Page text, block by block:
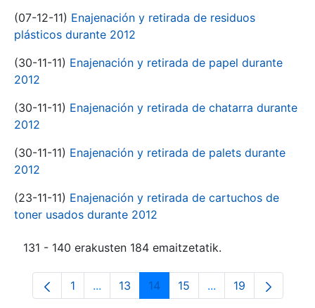
(07-12-11) Enajenación y retirada de residuos
plásticos durante 2012
(30-11-11) Enajenación y retirada de papel durante
2012
(30-11-11) Enajenación y retirada de chatarra durante
2012
(30-11-11) Enajenación y retirada de palets durante
2012
(23-11-11) Enajenación y retirada de cartuchos de
toner usados durante 2012
131 - 140 erakusten 184 emaitzetatik.
Orrialdea
1 ...Intermediate Pages Use TAB to navigate.
Orrialdea
13 Orrialdea
14 Orrialdea
15 ...Intermediate
Orrialdea
19